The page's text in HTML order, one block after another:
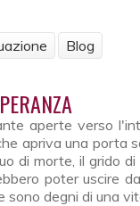
Blog
aperte verso
apriva una porta
di morte, il grido
poter uscire
degni di una